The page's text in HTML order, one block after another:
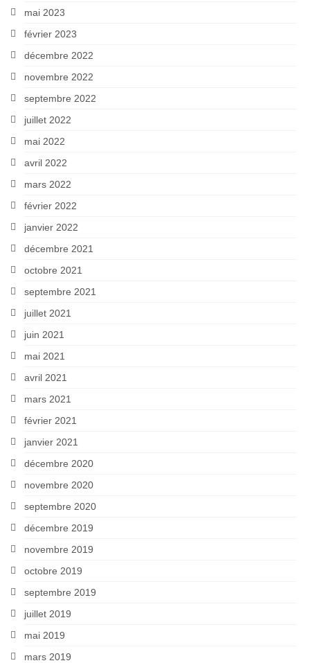
mai 2023
février 2023
décembre 2022
novembre 2022
septembre 2022
juillet 2022
mai 2022
avril 2022
mars 2022
février 2022
janvier 2022
décembre 2021
octobre 2021
septembre 2021
juillet 2021
juin 2021
mai 2021
avril 2021
mars 2021
février 2021
janvier 2021
décembre 2020
novembre 2020
septembre 2020
décembre 2019
novembre 2019
octobre 2019
septembre 2019
juillet 2019
mai 2019
mars 2019